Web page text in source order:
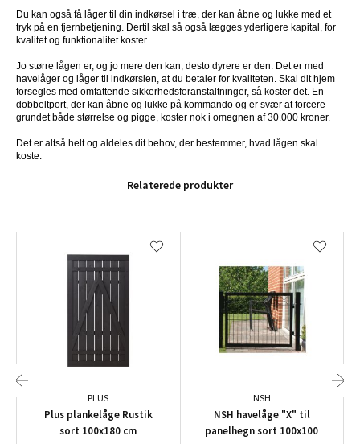
Du kan også få låger til din indkørsel i træ, der kan åbne og lukke med et
tryk på en fjernbetjening. Dertil skal så også lægges yderligere kapital, for
kvalitet og funktionalitet koster.
Jo større lågen er, og jo mere den kan, desto dyrere er den. Det er med
havelåger og låger til indkørslen, at du betaler for kvaliteten. Skal dit hjem
forsegles med omfattende sikkerhedsforanstaltninger, så koster det. En
dobbeltport, der kan åbne og lukke på kommando og er svær at forcere
grundet både størrelse og pigge, koster nok i omegnen af 30.000 kroner.
Det er altså helt og aldeles dit behov, der bestemmer, hvad lågen skal
koste.
Relaterede produkter
PLUS
Plus plankelåge Rustik
sort 100x180 cm
NSH
NSH havelåge "X" til
panelhegn sort 100x100